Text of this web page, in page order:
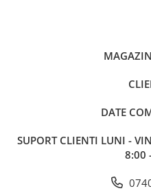
DATE
SUPORT CLIENTI LUNI -
8:00